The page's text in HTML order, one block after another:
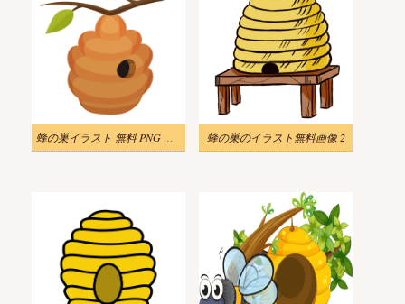
蜂の巣イラスト 無料 PNG 画像 蜂の巣のイラスト無料画像 2